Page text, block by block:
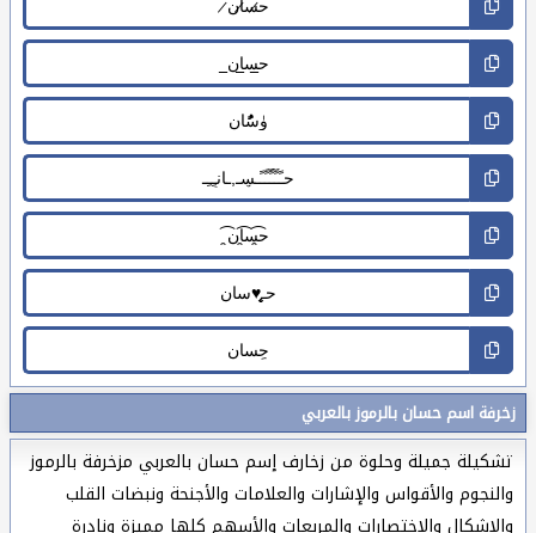
زخرفة اسم حسان بالرموز بالعربي
تشكيلة جميلة وحلوة من زخارف إسم حسان بالعربي مزخرفة بالرموز
والنجوم والأقواس والإشارات والعلامات والأجنحة ونبضات القلب
والاشكال والاختصارات والمربعات والأسهم كلها مميزة ونادرة